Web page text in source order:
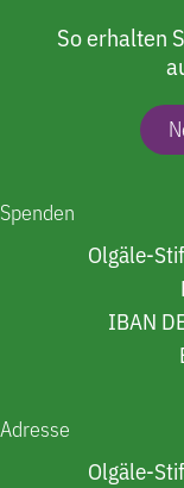
So erhalten
Spenden
Olgäle-
IBAN
Adresse
Olgäle-